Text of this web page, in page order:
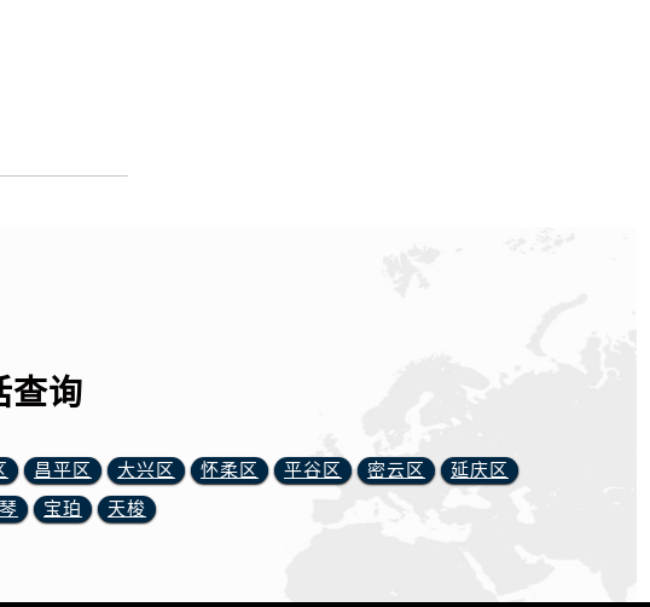
查询
昌平区 大兴区 怀柔区 平谷区 密云区
延庆区
宝珀 天梭